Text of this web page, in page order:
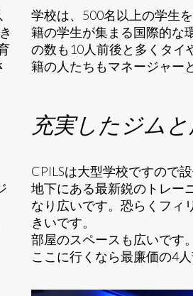
学校は、500名以上の学生
籍の学生が集まる国際的な
の数も10人前後と多くタイ
籍の人たちもマネージャー
充実したジム
CPILSは大型学校ですので
地下にある最新鋭のトレー
なり広いです。恐らくフィ
きいです。
部屋のスペースも広いです
ここに行くなら最廉価の4